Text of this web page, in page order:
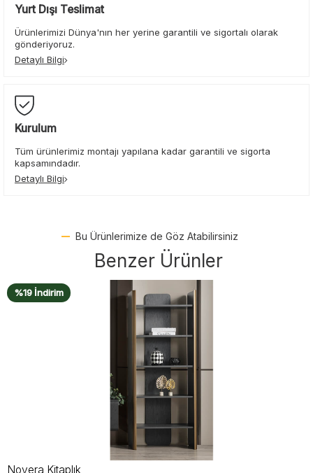
Yurt Dışı Teslimat
Ürünlerimizi Dünya'nın her yerine garantili ve sigortalı olarak
gönderiyoruz.
Detaylı Bilgi
Kurulum
Tüm ürünlerimiz montajı yapılana kadar garantili ve sigorta
kapsamındadır.
Detaylı Bilgi
Bu Ürünlerimize de Göz Atabilirsiniz
Benzer Ürünler
%18 İndirim
Valerio Kitaplık